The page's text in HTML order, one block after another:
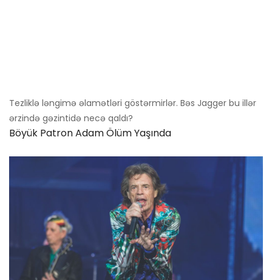
Tezliklə ləngimə əlamətləri göstərmirlər. Bəs Jagger bu illər
ərzində gəzintidə necə qaldı?
Böyük Patron Adam Ölüm Yaşında